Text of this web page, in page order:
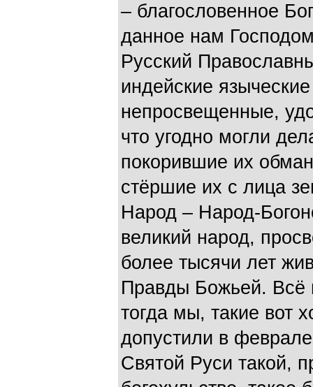
– благословенное
данное нам
Русский
индейские
непросвещенные,
что угодно могли
покорившие их
стёршие их с лица
Народ – Народ-
великий народ,
более тысячи лет
Правды Божьей. Всё
тогда мы, такие вот
допустили в
Святой Руси такой,